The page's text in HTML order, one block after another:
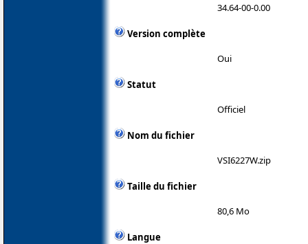
34.64-00-0.00
Version complète
Oui
Statut
Officiel
Nom du fichier
VSI6227W.zip
Taille du fichier
80,6 Mo
Langue